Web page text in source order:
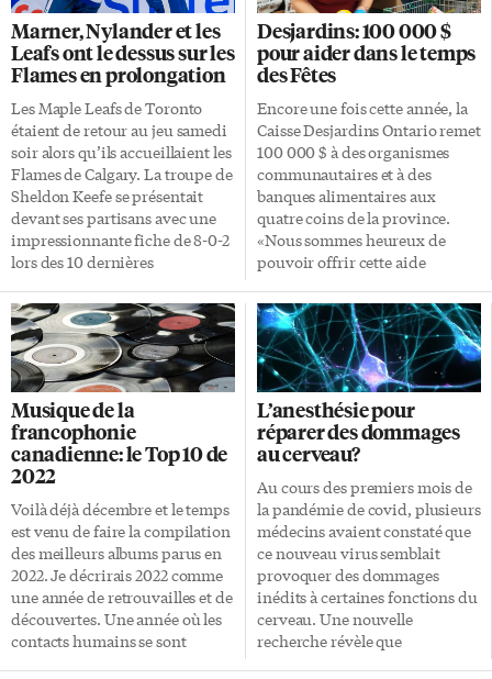
datent pas d’hier. Le
7 septembre 1969 «L’anglais et le
français sont les langues
officielles du Canada pour tout
ce qui relève du Parlement et
du gouvernement du Canada;
elles ont un statut, des droits et
des privilèges égaux quant à
leur emploi dans toutes les […]
personnalités avec des
publicités extrêmement bien
ciblées. Tendances cachées
dans le cosmos Pourquoi pas
des algorithmes qui
plongeraient dans des
montagnes de données sur le
cosmos pour en tirer des
tendances cachées? La grosse
difficulté, résume le New
Scientist, est qu’en […]
Marner, Nylander et les
Leafs ont le dessus sur les
Flames en prolongation
Les Maple Leafs de Toronto
étaient de retour au jeu samedi
soir alors qu’ils accueillaient les
Flames de Calgary. La troupe de
Sheldon Keefe se présentait
devant ses partisans avec une
impressionnante fiche de 8-0-2
lors des 10 dernières
difficile pour le gardien Matt
Murray qui a accordé 4 buts sur
26 tirs, les Maple Leafs ont
effectué deux remontées et ont
vaincu les Flames en
prolongation. Auston
Matthews, William Nylander
(2), Michael Bunting et Mitch
Marner ont marqué pour les
Torontois. Noah Hanifin (2),
Nazem Kadri et Trevor Lewis
ont touché la cible pour les […]
Desjardins: 100 000 $
pour aider dans le temps
des Fêtes
Encore une fois cette année, la
Caisse Desjardins Ontario remet
100 000 $ à des organismes
communautaires et à des
banques alimentaires aux
quatre coins de la province.
«Nous sommes heureux de
pouvoir offrir cette aide
d’année», souligne Francine
Côté, présidente du conseil
d’administration de la Caisse
Desjardins Ontario. «Tout au
long de l’année, nous appuyons
nos communautés au moyen de
dons et de commandites. Mais
nous savons que les besoins
augmentent au sein de nos
organismes communautaires
pendant la période des Fêtes.»
Bonne performance financière
William Boucher, directeur
général et chef des opérations à
la […]
Musique de la
francophonie
canadienne: le Top 10 de
2022
Voilà déjà décembre et le temps
est venu de faire la compilation
des meilleurs albums parus en
2022. Je décrirais 2022 comme
une année de retrouvailles et de
découvertes. Une année où les
contacts humains se sont
L’anesthésie pour
réparer des dommages
au cerveau?
Au cours des premiers mois de
la pandémie de covid, plusieurs
médecins avaient constaté que
ce nouveau virus semblait
provoquer des dommages
inédits à certaines fonctions du
cerveau. Une nouvelle
recherche révèle que